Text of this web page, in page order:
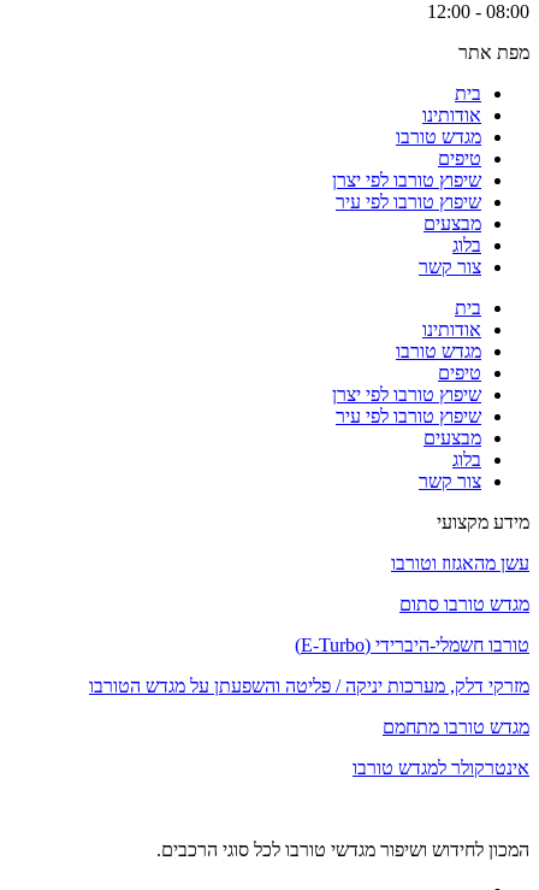
08:00 - 12:00
מפת אתר
בית
אודותינו
מגדש טורבו
טיפים
שיפוץ טורבו לפי יצרן
שיפוץ טורבו לפי עיר
מבצעים
בלוג
צור קשר
בית
אודותינו
מגדש טורבו
טיפים
שיפוץ טורבו לפי יצרן
שיפוץ טורבו לפי עיר
מבצעים
בלוג
צור קשר
מידע מקצועי
עשן מהאגזוז וטורבו
מגדש טורבו סתום
טורבו חשמלי-היברידי (E-Turbo)
מזרקי דלק, מערכות יניקה / פליטה והשפעתן על מגדש הטורבו
מגדש טורבו מתחמם
אינטרקולר למגדש טורבו
המכון לחידוש ושיפור מגדשי טורבו לכל סוגי הרכבים.